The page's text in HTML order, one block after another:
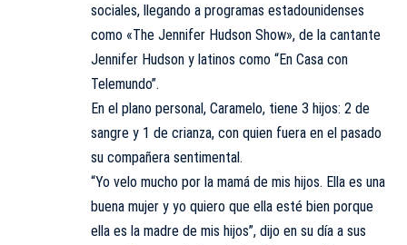
sociales, llegando a programas estadounidenses
como «The Jennifer Hudson Show», de la cantante
Jennifer Hudson y latinos como “En Casa con
Telemundo”.
En el plano personal, Caramelo, tiene 3 hijos: 2 de
sangre y 1 de crianza, con quien fuera en el pasado
su compañera sentimental.
“Yo velo mucho por la mamá de mis hijos. Ella es una
buena mujer y yo quiero que ella esté bien porque
ella es la madre de mis hijos”, dijo en su día a sus